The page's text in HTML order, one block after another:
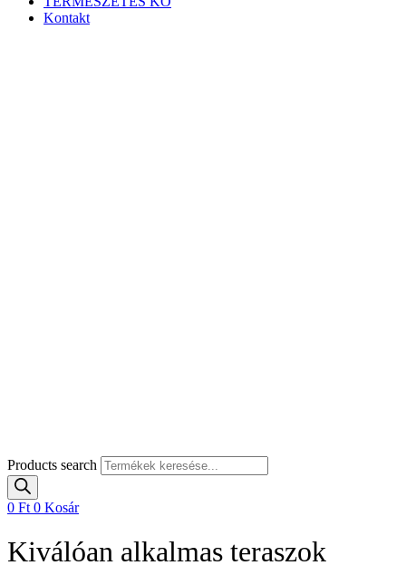
Kontakt
Products search
0 Ft 0 Kosár
Kiválóan alkalmas teraszok